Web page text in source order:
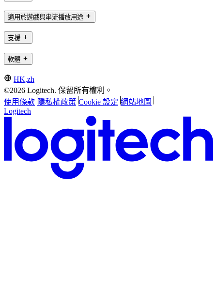
適用於遊戲與串流播放用途
支援
軟體
HK,zh
©2026 Logitech. 保留所有權利。
使用條款 隱私權政策 Cookie 設定 網站地圖
Logitech